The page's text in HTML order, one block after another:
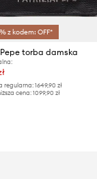
z kodem: OFF*
torba damska
regularna: 1649,90 zł
cena: 1099,90 zł